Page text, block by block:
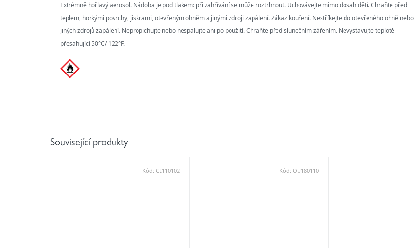
Extrémně hořlavý aerosol. Nádoba je pod tlakem: při zahřívání se může roztrhnout. Uchovávejte mimo dosah dětí. Chraňte před
teplem, horkými povrchy, jiskrami, otevřeným ohněm a jinými zdroji zapálení. Zákaz kouření. Nestříkejte do otevřeného ohně nebo
jiných zdrojů zapálení. Nepropichujte nebo nespalujte ani po použití. Chraňte před slunečním zářením. Nevystavujte teplotě
přesahující 50°C/ 122°F.
Související produkty
Kód: CL110102 Kód: OU180110